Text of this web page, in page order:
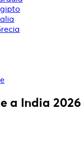
a India 2026